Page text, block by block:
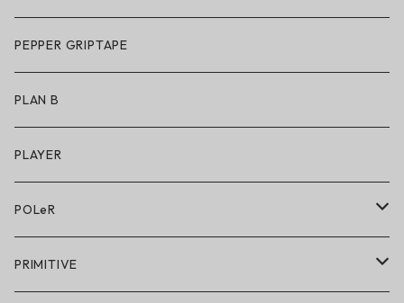
アパレル
アクセサリー
キッズシューズ
サングラス
アンダーウェア
シューズ
アクセサリー・小物
PEPPER GRIPTAPE
PLAN B
PLAYER
POLeR
POLeR × GRIZZLY
PRIMITIVE